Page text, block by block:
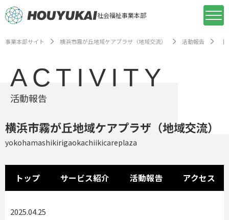
社会福祉事業本部
事業本部サイト 横浜市霧が丘地域ケアプラザ（地域交流） 活動報告
ACTIVITY
活動報告
横浜市霧が丘地域ケアプラザ（地域交流）
yokohamashikirigaokachiikicareplaza
トップ サービス紹介 活動報告 アクセス
2025.04.25